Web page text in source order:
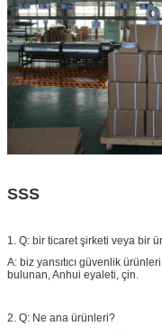
SSS
1. Q: bir ticaret şirketi veya bir
A: biz yansıtıcı güvenlik
bulunan, Anhui eyaleti, çin.
2. Q: Ne ana ürünleri?